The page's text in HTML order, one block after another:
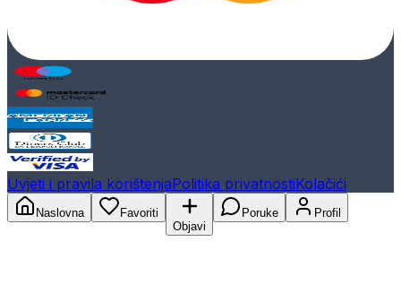
Uvjeti i pravila korištenjaPolitika privatnostiKolačići
Naslovna
Favoriti
Objavi
Poruke Profil